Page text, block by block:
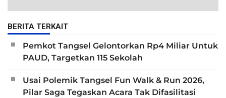
BERITA TERKAIT
Pemkot Tangsel Gelontorkan Rp4 Miliar Untuk
PAUD, Targetkan 115 Sekolah
Usai Polemik Tangsel Fun Walk & Run 2026,
Pilar Saga Tegaskan Acara Tak Difasilitasi